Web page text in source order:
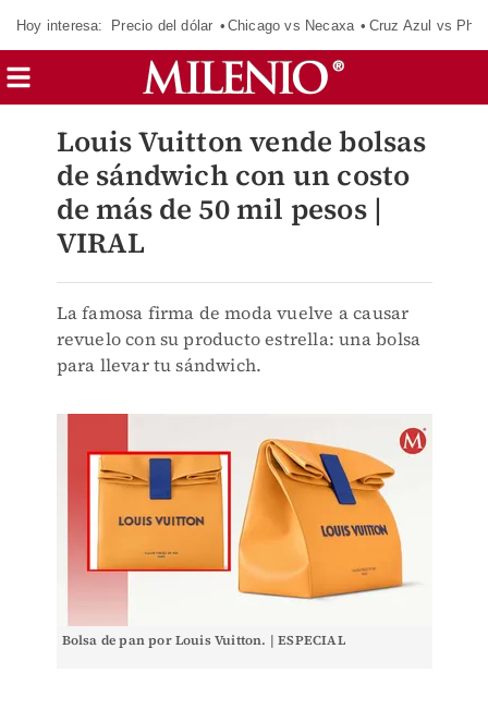
Hoy interesa: Precio del dólar Chicago vs Necaxa Cruz Azul vs
Louis Vuitton vende bolsas
de sándwich con un costo
de más de 50 mil pesos |
VIRAL
La famosa firma de moda vuelve a causar
revuelo con su producto estrella: una bolsa
para llevar tu sándwich.
Bolsa de pan por Louis Vuitton. | ESPECIAL